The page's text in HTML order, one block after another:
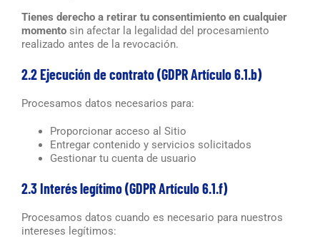
Tienes derecho a retirar tu consentimiento en cualquier
momento sin afectar la legalidad del procesamiento
realizado antes de la revocación.
2.2 Ejecución de contrato (GDPR Artículo 6.1.b)
Procesamos datos necesarios para:
Proporcionar acceso al Sitio
Entregar contenido y servicios solicitados
Gestionar tu cuenta de usuario
2.3 Interés legítimo (GDPR Artículo 6.1.f)
Procesamos datos cuando es necesario para nuestros
intereses legítimos: